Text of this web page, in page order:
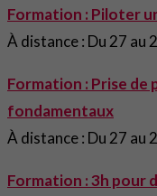
Formation : Piloter
À distance : Du 27 au
Formation : Prise de
fondamentaux
À distance : Du 27 au
Formation : 3h pour